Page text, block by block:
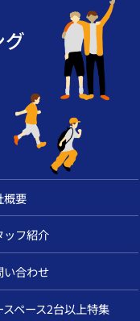
概要
ッフ紹介
い合わせ
スペース2台以上特集